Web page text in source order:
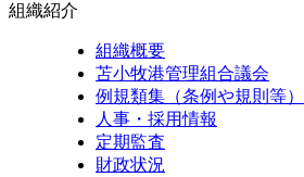
組織紹介
組織概要
苫小牧港管理組合議会
例規類集（条例や規則等）
人事・採用情報
定期監査
財政状況